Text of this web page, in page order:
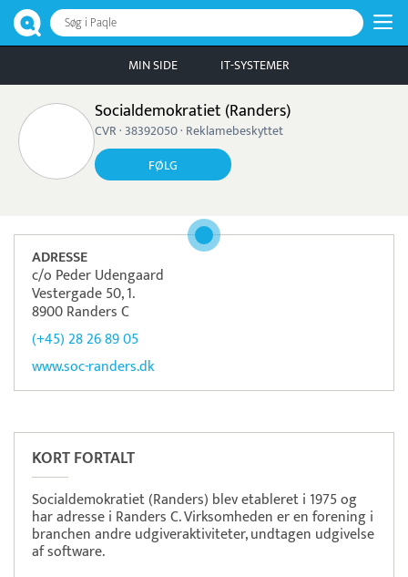
Søg i Paqle
MIN SIDE IT-SYSTEMER
Socialdemokratiet (Randers)
CVR · 38392050 · Reklamebeskyttet
FØLG
ADRESSE
c/o Peder Udengaard
Vestergade 50, 1.
8900 Randers C
(+45) 28 26 89 05
www.soc-randers.dk
KORT FORTALT
Socialdemokratiet (Randers) blev etableret i 1975 og
har adresse i Randers C. Virksomheden er en forening i
branchen andre udgiveraktiviteter, undtagen udgivelse
af software.